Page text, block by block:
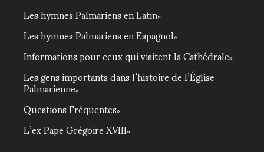
Les hymnes Palmariens en Latin
Les hymnes Palmariens en Espagnol
Informations pour ceux qui visitent la Cathédrale
Les gens importants dans l’histoire de l’Église
Palmarienne
Questions Fréquentes
L’ex Pape Grégoire XVIII